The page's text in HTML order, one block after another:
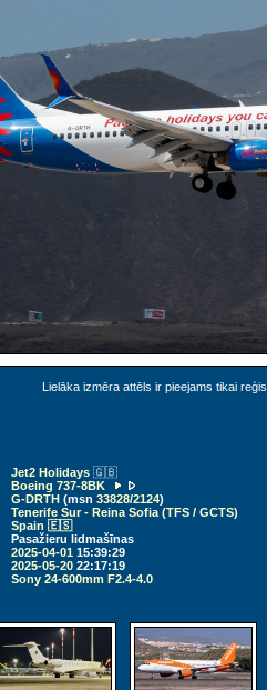
Lielāka izmēra attēls ir pieejams tikai
Jet2 Holidays 🇬🇧
Boeing 737-8BK
G-DRTH(msn 33828/2124)
Tenerife Sur - Reina Sofia (TFS / GCTS)
Spain 🇪🇸
Pasažieru lidmašīnas
2025-04-0115:39:29
2025-05-2022:17:19
Sony 24-600mm F2.4-4.0